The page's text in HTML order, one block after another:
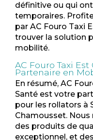
définitive ou qui
temporaires.
par AC Fouro Taxi
trouver la solution
mobilité.
AC Fouro Taxi
Partenaire en
En résumé, AC
Santé est votre
pour les rollators à
Chamousset.
des produits de
exceptionnel, et